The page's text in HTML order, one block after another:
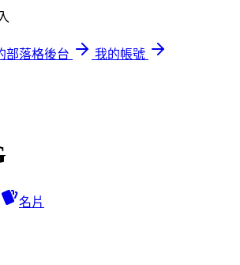
部落格後台
我的帳號
名片